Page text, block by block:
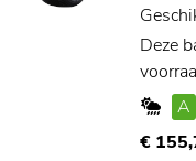
Deze
A
€